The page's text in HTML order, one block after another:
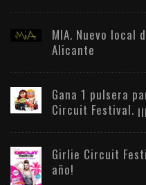
MIA. Nuevo local
Alicante
Gana 1 pulsera
Circuit Festival.
Girlie Circuit
año!